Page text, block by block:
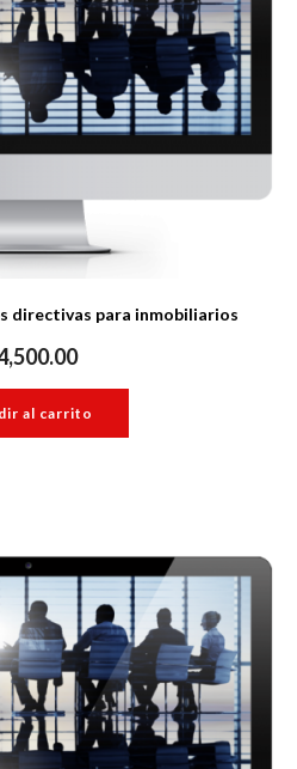
directivas para inmobiliarios
al carrito